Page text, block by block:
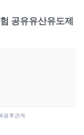
공유유산유도제
용후관계